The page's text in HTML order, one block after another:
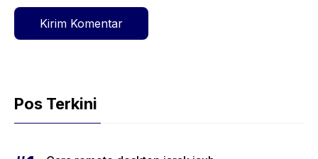
Pos Terkini